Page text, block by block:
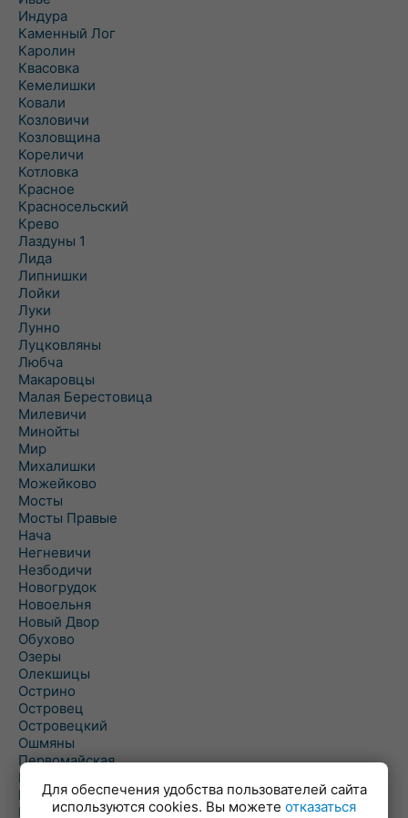
Индура
Каменный Лог
Каролин
Квасовка
Кемелишки
Ковали
Козловичи
Козловщина
Кореличи
Котловка
Красное
Красносельский
Крево
Лаздуны 1
Лида
Липнишки
Лойки
Луки
Лунно
Луцковляны
Любча
Макаровцы
Малая Берестовица
Милевичи
Минойты
Мир
Михалишки
Можейково
Мосты
Мосты Правые
Нача
Негневичи
Незбодичи
Новогрудок
Новоельня
Новый Двор
Обухово
Озеры
Олекшицы
Острино
Островец
Островецкий
Ошмяны
Первомайская
Первомайский
Пески
Петревичи
Для обеспечения удобства пользователей сайта
используются cookies. Вы можете отказаться